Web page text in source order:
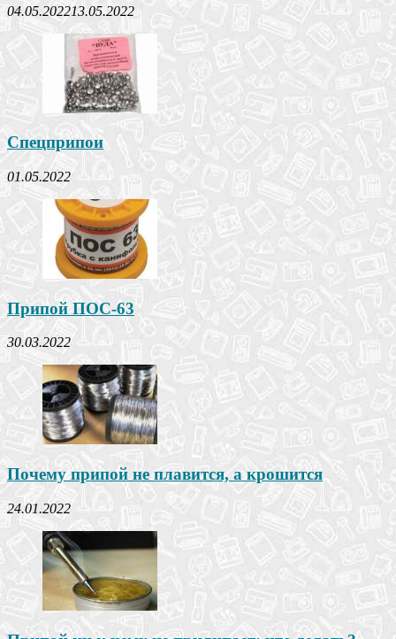
04.05.202213.05.2022
Спецприпои
01.05.2022
Припой ПОС-63
30.03.2022
Почему припой не плавится, а крошится
24.01.2022